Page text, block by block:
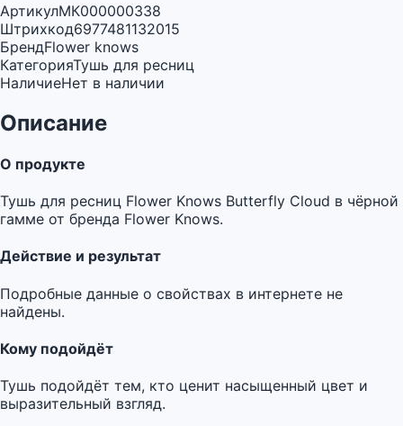
АртикулМК000000338
Штрихкод6977481132015
БрендFlower knows
КатегорияТушь для ресниц
НаличиеНет в наличии
Описание
О продукте
Тушь для ресниц Flower Knows Butterfly Cloud в чёрной
гамме от бренда Flower Knows.
Действие и результат
Подробные данные о свойствах в интернете не
найдены.
Кому подойдёт
Тушь подойдёт тем, кто ценит насыщенный цвет и
выразительный взгляд.